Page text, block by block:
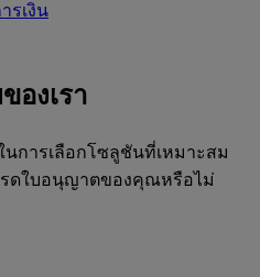
รเงิน
องเรา
นการเลือกโซลูชันที่เหมาะสม
รดใบอนุญาตของคุณหรือไม่